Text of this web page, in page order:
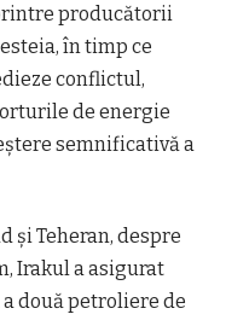
producătorii
în timp ce
conflictul,
de energie
semnificativă a
și Teheran, despre
Irakul a asigurat
două petroliere de